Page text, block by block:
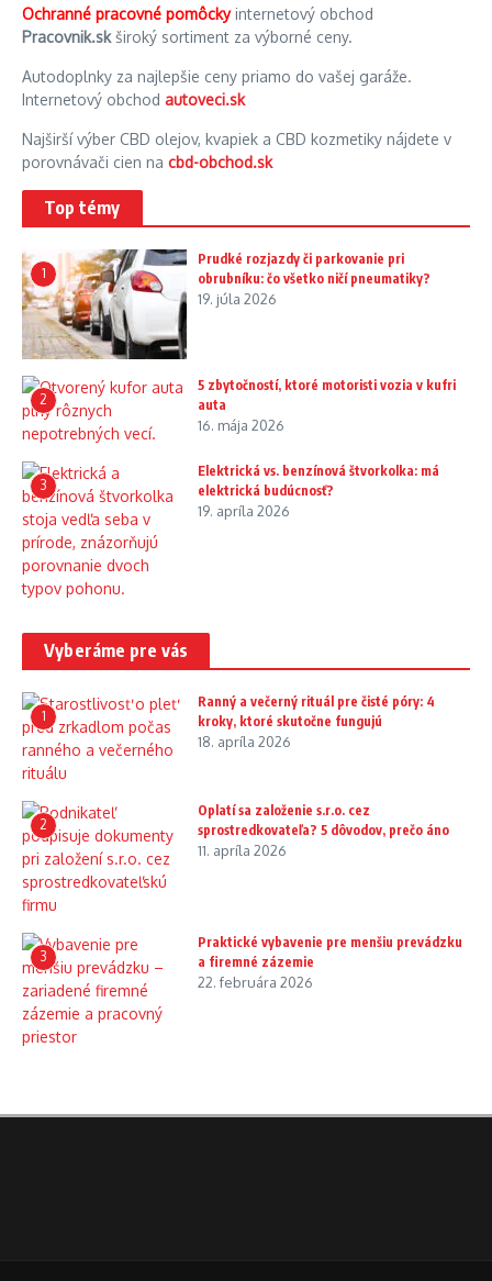
Ochranné pracovné pomôckyinternetový obchod
Pracovnik.skširoký sortiment za výborné ceny.
Autodoplnky za najlepšie ceny priamo do vašej garáže.
Internetový obchod autoveci.sk
Najširší výber CBD olejov, kvapiek a CBD kozmetiky nájdete v
porovnávači cien na cbd-obchod.sk
Top témy
1
Prudké rozjazdy či parkovanie pri
obrubníku: čo všetko ničí pneumatiky?
19. júla 2026
2
5 zbytočností, ktoré motoristi vozia v kufri
auta
16. mája 2026
3
Elektrická vs. benzínová štvorkolka: má
elektrická budúcnosť?
19. apríla 2026
Vyberáme pre vás
1
Ranný a večerný rituál pre čisté póry: 4
kroky, ktoré skutočne fungujú
18. apríla 2026
2
Oplatí sa založenie s.r.o. cez
sprostredkovateľa? 5 dôvodov, prečo áno
11. apríla 2026
3
Praktické vybavenie pre menšiu prevádzku
a firemné zázemie
22. februára 2026